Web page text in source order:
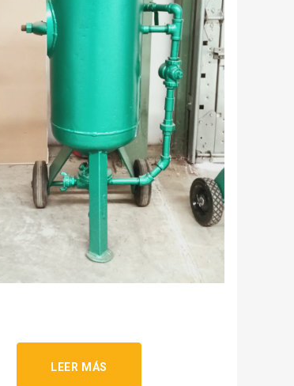
LEER MÁS